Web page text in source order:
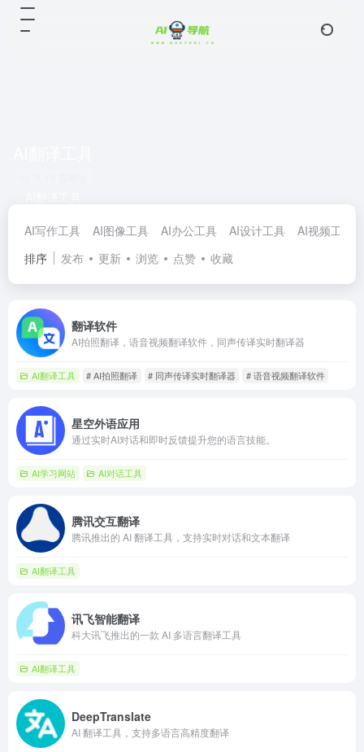
AI写作工具 AI图像工具 AI办公工具 AI设计工具
AI视频工具
排序
发布 更新 浏览 点赞 收藏
翻译软件
AI拍照翻译，语音视频翻译软件，同声传译实时翻译器
AI翻译工具 # AI拍照翻译 # 同声传译实时翻译器 # 语音视频翻译软件
星空外语应用
通过实时AI对话和即时反馈提升您的语言技能。
AI学习网站 AI对话工具
腾讯交互翻译
腾讯推出的 AI 翻译工具，支持实时对话和文本翻译
AI翻译工具
讯飞智能翻译
科大讯飞推出的一款 AI 多语言翻译工具
AI翻译工具
DeepTranslate
AI 翻译工具，支持多语言高精度翻译